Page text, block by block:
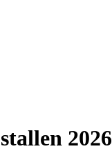
2026